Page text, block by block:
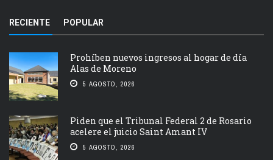
RECIENTE POPULAR
Prohíben nuevos ingresos al hogar de día
Alas de Moreno
5 AGOSTO, 2026
Piden que el Tribunal Federal 2 de Rosario
acelere el juicio Saint Amant IV
5 AGOSTO, 2026